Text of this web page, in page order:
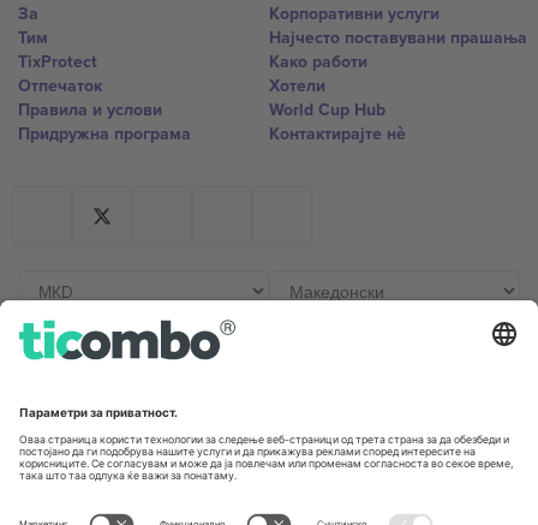
За
Тим
TixProtect
Отпечаток
Правила и услови
Придружна програма
Корпоративни услуги
Најчесто поставувани прашања
Како работи
Хотели
World Cup Hub
Контактирајте нѐ
Unter den Linden 24, 10117
Berlin, Germany
167 City Road, London, Greater
Kingdom